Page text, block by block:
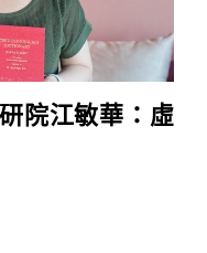
院江敏華：虛